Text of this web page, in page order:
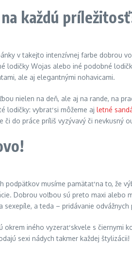
každú
v takejto intenzívnej farbe dobrou
lodičky Wojas alebo iné podobné
ale aj elegantnými nohavicami.
nielen na deň, ale aj na rande, na
lodičky: vybrať si môžeme aj letné
či do práce príliš vyzývavý či nevkusný
podpätkov musíme pamätať na to, že
Dobrou voľbou sú preto maxi alebo
sexepíle, a teda – pridávanie
okrem iného vyzerať skvele s čiernymi
sexi nádych takmer každej štylizácii!